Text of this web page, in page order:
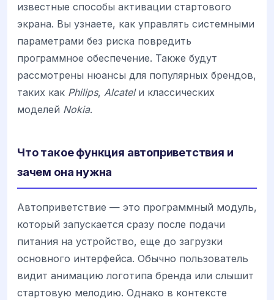
известные способы активации стартового
экрана. Вы узнаете, как управлять системными
параметрами без риска повредить
программное обеспечение. Также будут
рассмотрены нюансы для популярных брендов,
таких как Philips, Alcatelи классических
моделей Nokia.
Что такое функция автоприветствия и
зачем она нужна
Автоприветствие — это программный модуль,
который запускается сразу после подачи
питания на устройство, еще до загрузки
основного интерфейса. Обычно пользователь
видит анимацию логотипа бренда или слышит
стартовую мелодию. Однако в контексте